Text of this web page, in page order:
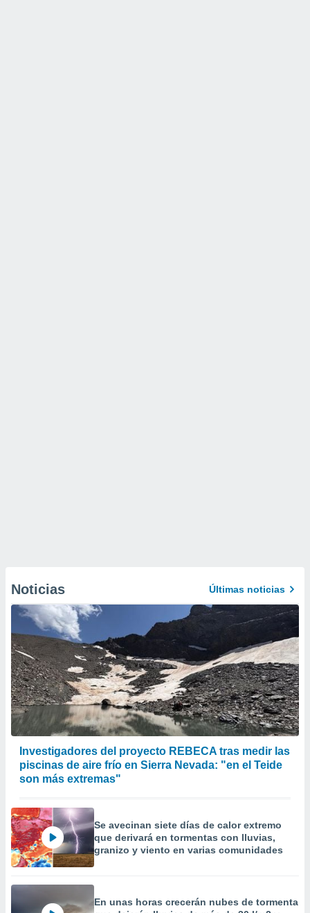
Noticias Últimas noticias
Investigadores del proyecto REBECA tras medir las
piscinas de aire frío en Sierra Nevada: "en el Teide
son más extremas"
Se avecinan siete días de calor extremo
que derivará en tormentas con lluvias,
granizo y viento en varias comunidades
En unas horas crecerán nubes de tormenta